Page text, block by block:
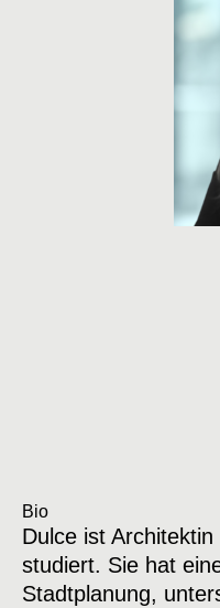
Bio
Dulce ist
studiert. Sie hat
Stadtplanung,